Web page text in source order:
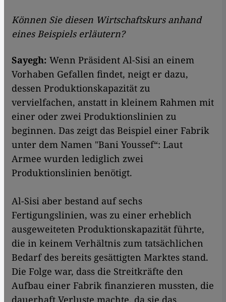
Können Sie diesen Wirtschaftskurs anhand
eines Beispiels erläutern?
Sayegh: Wenn Präsident Al-Sisi an einem
Vorhaben Gefallen findet, neigt er dazu,
dessen Produktionskapazität zu
vervielfachen, anstatt in kleinem Rahmen mit
einer oder zwei Produktionslinien zu
beginnen. Das zeigt das Beispiel einer Fabrik
unter dem Namen "Bani Youssef“: Laut
Armee wurden lediglich zwei
Produktionslinien benötigt.
Al-Sisi aber bestand auf sechs
Fertigungslinien, was zu einer erheblich
ausgeweiteten Produktionskapazität führte,
die in keinem Verhältnis zum tatsächlichen
Bedarf des bereits gesättigten Marktes stand.
Die Folge war, dass die Streitkräfte den
Aufbau einer Fabrik finanzieren mussten, die